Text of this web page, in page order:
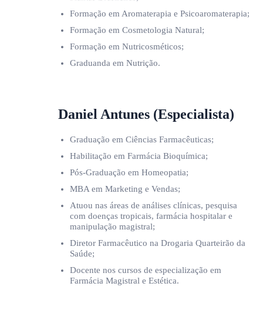
Formação em Aromaterapia e Psicoaromaterapia;
Formação em Cosmetologia Natural;
Formação em Nutricosméticos;
Graduanda em Nutrição.
Daniel Antunes (Especialista)
Graduação em Ciências Farmacêuticas;
Habilitação em Farmácia Bioquímica;
Pós-Graduação em Homeopatia;
MBA em Marketing e Vendas;
Atuou nas áreas de análises clínicas, pesquisa
com doenças tropicais, farmácia hospitalar e
manipulação magistral;
Diretor Farmacêutico na Drogaria Quarteirão da
Saúde;
Docente nos cursos de especialização em
Farmácia Magistral e Estética.